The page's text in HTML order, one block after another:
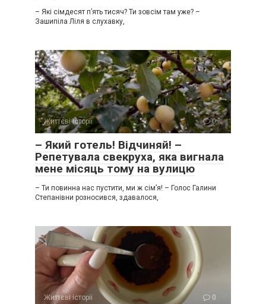
– Які сімдесят п’ять тисяч? Ти зовсім там уже? –
Зашипіла Ліля в слухавку,
Життєві історії 0
– Який готель! Відчиняй! –
Репетувала свекруха, яка вигнала
мене місяць тому на вулицю
– Ти повинна нас пустити, ми ж сім’я! – Голос Галини
Степанівни розносився, здавалося,
Життєві історії 0